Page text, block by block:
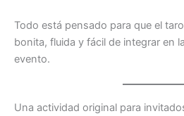
Todo está pensado para que el
bonita, fluida y fácil de integrar en
evento.
Una actividad original para